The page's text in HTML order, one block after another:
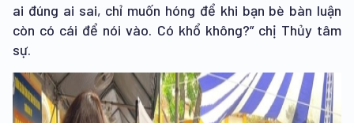
ai đúng ai sai, chỉ muốn hóng để khi bạn bè bàn luận
còn có cái để nói vào. Có khổ không?” chị Thủy tâm
sự.